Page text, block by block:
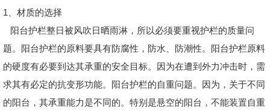
1、材质的选择
阳台护栏整日被风吹日晒雨淋，所以必须要重视护栏的质量问
题。阳台护栏的原料要具有防腐性，防水、防潮性。阳台护栏原料
的硬度有必要到达其承重的安全目标。因为在遭到外力冲击时，需
求其有必定的抗变形功能。阳台护栏的自重问题。因为，关于不同
的阳台，其承重能力是不同的。特别是悬空的阳台，不能装置自重